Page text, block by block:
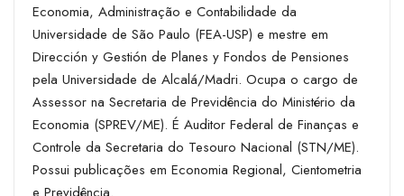
Economia, Administração e Contabilidade da
Universidade de São Paulo (FEA-USP) e mestre em
Dirección y Gestión de Planes y Fondos de Pensiones
pela Universidade de Alcalá/Madri. Ocupa o cargo de
Assessor na Secretaria de Previdência do Ministério da
Economia (SPREV/ME). É Auditor Federal de Finanças e
Controle da Secretaria do Tesouro Nacional (STN/ME).
Possui publicações em Economia Regional, Cientometria
e Previdência.